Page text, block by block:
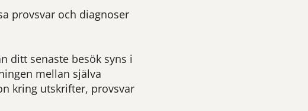
provsvar och diagnoser
ditt senaste besök syns i
mellan själva
kring utskrifter, provsvar